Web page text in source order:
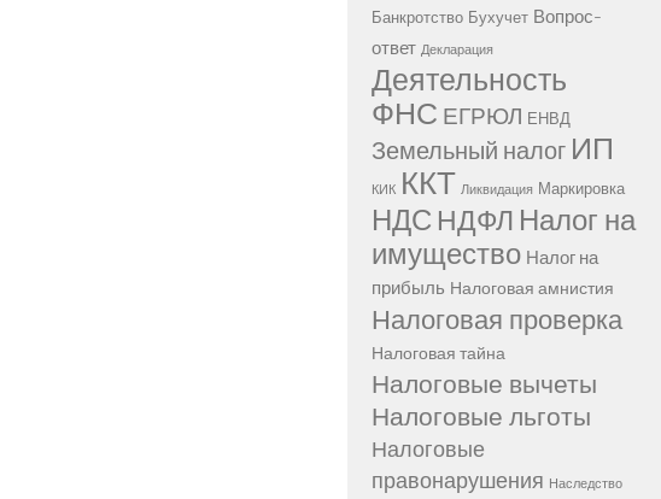
Банкротство Бухучет Вопрос-
ответ Декларация
Деятельность
ФНС ЕГРЮЛ ЕНВД
Земельный налог ИП
КИК ККТ Ликвидация Маркировка
НДС НДФЛ Налог на
имущество Налог на
прибыль Налоговая амнистия
Налоговая проверка
Налоговая тайна
Налоговые вычеты
Налоговые льготы
Налоговые
правонарушения Наследство